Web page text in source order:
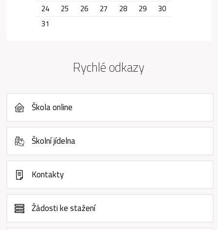
24
25 26 27 28 29
30
31
Rychlé odkazy
Škola online
Školní jídelna
Kontakty
Žádosti ke stažení